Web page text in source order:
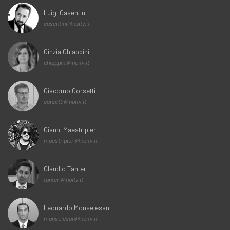
Luigi Casentini
casentini@noitv.it
Cinzia Chiappini
chiappini@noitv.it
Giacomo Corsetti
corsetti@noitv.it
Gianni Maestripieri
maestripieri@noitv.it
Claudio Tanteri
tanteri@noitv.it
Leonardo Monselesan
monselesan@noitv.it